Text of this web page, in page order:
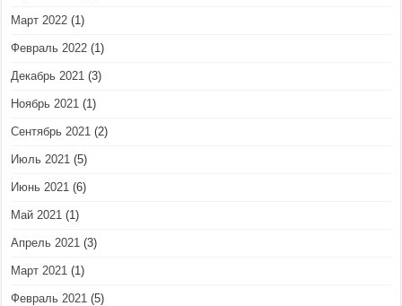
Март 2022 (1)
Февраль 2022 (1)
Декабрь 2021 (3)
Ноябрь 2021 (1)
Сентябрь 2021 (2)
Июль 2021 (5)
Июнь 2021 (6)
Май 2021 (1)
Апрель 2021 (3)
Март 2021 (1)
Февраль 2021 (5)